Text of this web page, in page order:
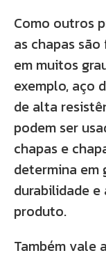
Como outros
as chapas
em muitos
exemplo, aço
de alta
podem ser
chapas e
determina em
durabilidade e
produto.
Também vale